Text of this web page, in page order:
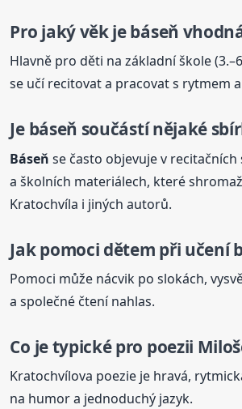
Pro jaký věk jebáseň
Hlavně pro děti na základní škole
se učí recitovat a pracovat s rytmem
Je báseň součástí nějaké
Báseň se často objevuje v
a školních materiálech, které
Kratochvíla i jiných autorů.
Jak pomoci dětem při učení
Pomoci může nácvik po slokách,
a společné čtení nahlas.
Co je typické pro poezii
Kratochvílova poezie je hravá,
na humor a jednoduchý jazyk.